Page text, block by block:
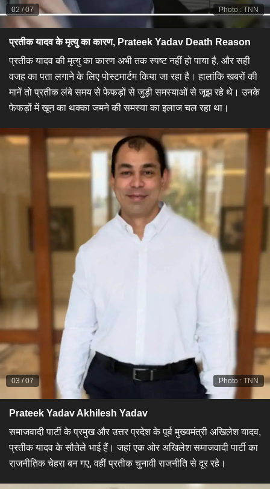
Photo : TNN
02 /07
प्रतीक यादव के मृत्यु का कारण, Prateek Yadav Death Reason
प्रतीक यादव की मृत्यु का कारण अभी तक स्पष्ट नहीं हो पाया है, और सही
वजह का पता लगाने के लिए पोस्टमार्टम किया जा रहा है। हालांकि खबरों की
मानें तो प्रतीक लंबे समय से फेफड़ों से जुड़ी समस्याओं से जूझ रहे थे। उनके
फेफड़ों में खून का थक्का जमने की समस्या का इलाज चल रहा था।
Photo : TNN
03 /07
Prateek Yadav Akhilesh Yadav
समाजवादी पार्टी के प्रमुख और उत्तर प्रदेश के पूर्व मुख्यमंत्री अखिलेश यादव,
प्रतीक यादव के सौतेले भाई हैं। जहां एक ओर अखिलेश समाजवादी पार्टी का
राजनीतिक चेहरा बन गए, वहीं प्रतीक चुनावी राजनीति से दूर रहे।